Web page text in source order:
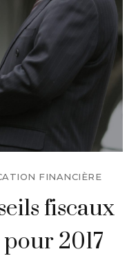
FINANCIÈRE
fiscaux
2017